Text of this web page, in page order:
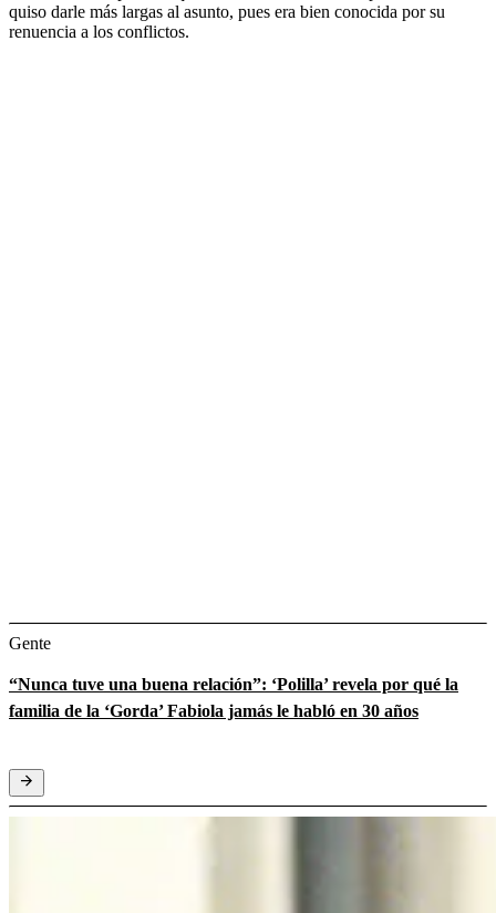
quiso darle más largas al asunto, pues era bien conocida por su
renuencia a los conflictos.
Gente
“Nunca tuve una buena relación”: ‘Polilla’ revela por qué la
familia de la ‘Gorda’ Fabiola jamás le habló en 30 años